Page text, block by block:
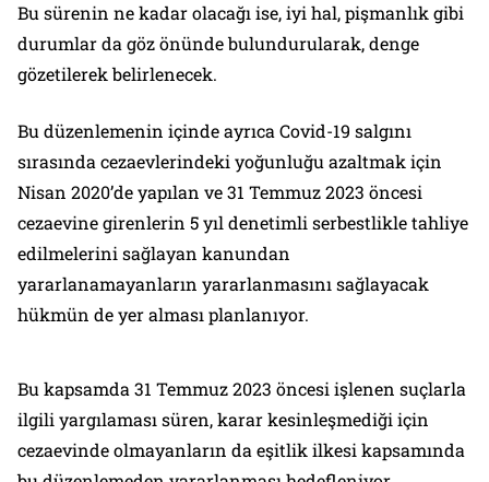
Bu sürenin ne kadar olacağı ise, iyi hal, pişmanlık gibi
durumlar da göz önünde bulundurularak, denge
gözetilerek belirlenecek.
Bu düzenlemenin içinde ayrıca Covid-19 salgını
sırasında cezaevlerindeki yoğunluğu azaltmak için
Nisan 2020’de yapılan ve 31 Temmuz 2023 öncesi
cezaevine girenlerin 5 yıl denetimli serbestlikle tahliye
edilmelerini sağlayan kanundan
yararlanamayanların yararlanmasını sağlayacak
hükmün de yer alması planlanıyor.
Bu kapsamda 31 Temmuz 2023 öncesi işlenen suçlarla
ilgili yargılaması süren, karar kesinleşmediği için
cezaevinde olmayanların da eşitlik ilkesi kapsamında